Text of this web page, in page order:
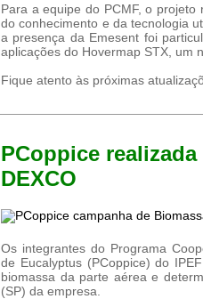
Para a equipe do PCMF, o
do conhecimento e da tecnologia
a presença da Emesent foi
aplicações do Hovermap STX, um
Fique atento às próximas
PCoppice
DEXCO
Os integrantes do Programa
de Eucalyptus (PCoppice) do
biomassa da parte aérea e
(SP) da empresa.